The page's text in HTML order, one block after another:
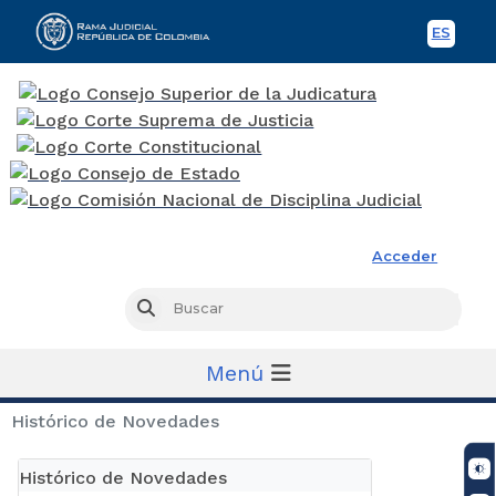
ES
Acceder
Buscar
Menú
Histórico de Novedades
Histórico de Novedades